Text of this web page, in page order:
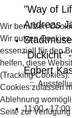
"Way of
Andreas
"Dickicht"
Egbert
::
11:00 -
Wir benutzen
Wir nutzen
essenziell für den
helfen, diese
(Tracking
Cookies zulassen
Ablehnung
Seite zur